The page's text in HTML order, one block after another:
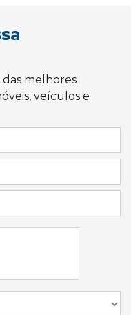
melhores
veículos e